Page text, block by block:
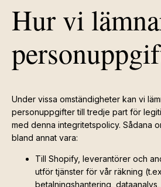
Hur vi
Under vissa omständigheter kan vi
personuppgifter till tredje part för
med denna integritetspolicy. Sådana
bland annat vara:
Till Shopify, leverantörer och
utför tjänster för vår räkning
betalningshantering,